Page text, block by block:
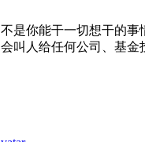
是你能干一切想干的
叫人给任何公司、基